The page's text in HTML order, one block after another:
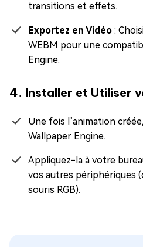
transitions et effets.
Exportez en Vidéo :
WEBM pour une
Engine.
4. Installer et Utiliser
Une fois l’animation
Wallpaper Engine.
Appliquez-la à votre
vos autres périphériques
souris RGB).